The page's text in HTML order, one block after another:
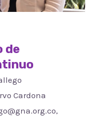
de
Cardona